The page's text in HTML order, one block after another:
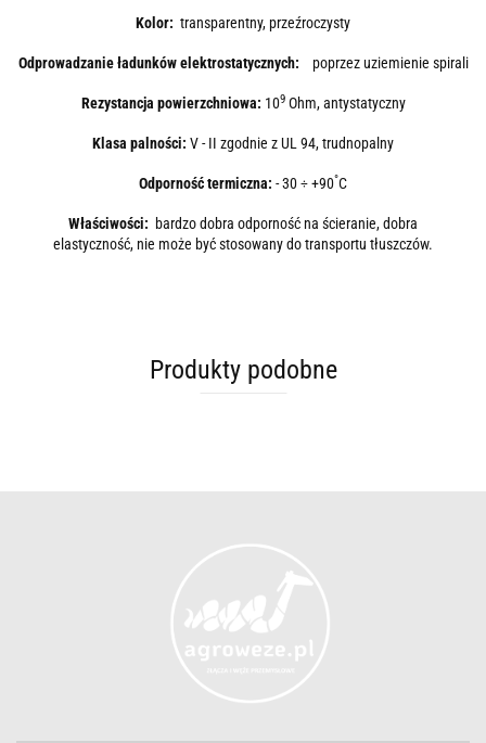
Kolor: transparentny, przeźroczysty
Odprowadzanie ładunków elektrostatycznych: poprzez uziemienie spirali
Rezystancja powierzchniowa: 109 Ohm, antystatyczny
Klasa palności: V - II zgodnie z UL 94, trudnopalny
Odporność termiczna: - 30 ÷ +90°C
Właściwości: bardzo dobra odporność na ścieranie, dobra
elastyczność, nie może być stosowany do transportu tłuszczów.
Produkty podobne